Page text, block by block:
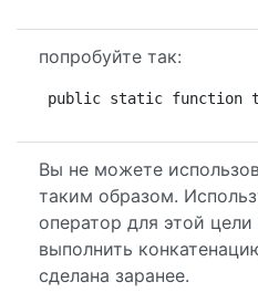
попробуйте так:
public static function
Вы не можете
таким образом.
оператор для этой
выполнить
сделана заранее.